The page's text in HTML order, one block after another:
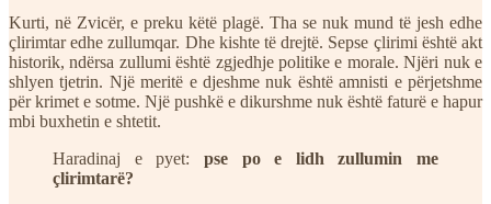
Kurti, në Zvicër, e preku këtë plagë. Tha se nuk mund të jesh edhe
çlirimtar edhe zullumqar. Dhe kishte të drejtë. Sepse çlirimi është akt
historik, ndërsa zullumi është zgjedhje politike e morale. Njëri nuk e
shlyen tjetrin. Një meritë e djeshme nuk është amnisti e përjetshme
për krimet e sotme. Një pushkë e dikurshme nuk është faturë e hapur
mbi buxhetin e shtetit.
Haradinaj e pyet: pse po e lidh zullumin me
çlirimtarë?